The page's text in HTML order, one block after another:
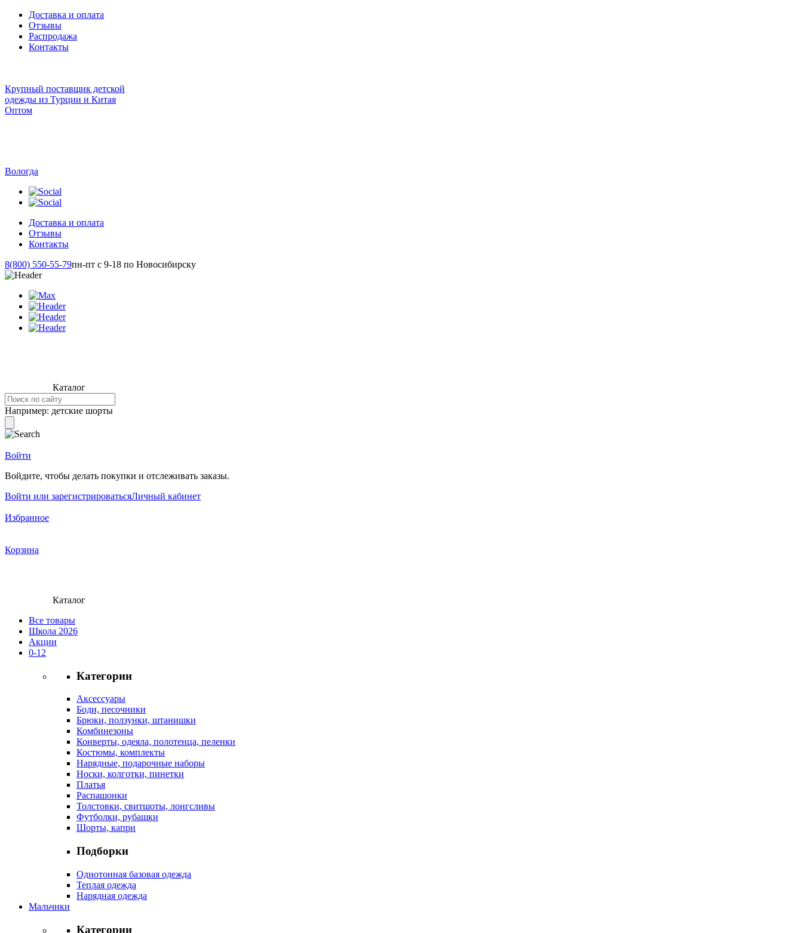
Доставка и оплата
Отзывы
Распродажа
Контакты
Крупный поставщик детской
одежды из Турции и Китая
Оптом
Вологда
Доставка и оплата
Отзывы
Контакты
8(800) 550-55-79пн-пт с 9-18 по Новосибирску
Каталог
Например: детские шорты
Войти
Войдите, чтобы делать покупки и отслеживать заказы.
Войти или зарегистрироватьсяЛичный кабинет
Избранное
Корзина
Каталог
Все товары
Школа 2026
Акции
0-12
Категории
Аксессуары
Боди, песочники
Брюки, ползунки, штанишки
Комбинезоны
Конверты, одеяла, полотенца, пеленки
Костюмы, комплекты
Нарядные, подарочные наборы
Носки, колготки, пинетки
Платья
Распашонки
Толстовки, свитшоты, лонгсливы
Футболки, рубашки
Шорты, капри
Подборки
Однотонная базовая одежда
Теплая одежда
Нарядная одежда
Мальчики
Категории